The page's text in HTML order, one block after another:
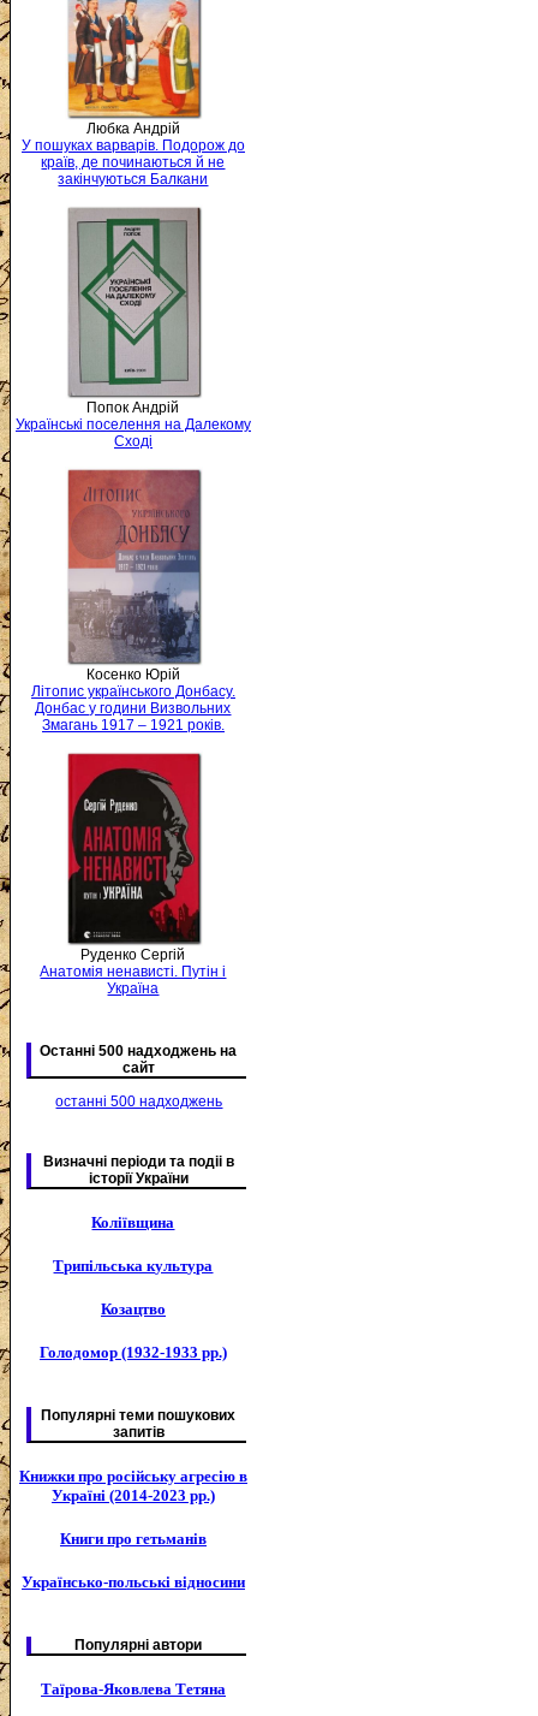
Любка Андрій
У пошуках варварів. Подорож до
країв, де починаються й не
закінчуються Балкани
Попок Андрій
Українські поселення на Далекому
Сході
Косенко Юрій
Літопис українського Донбасу.
Донбас у години Визвольних
Змагань 1917 – 1921 років.
Руденко Сергій
Анатомія ненависті. Путін і
Україна
Останні 500 надходжень на
сайт
останні 500 надходжень
Визначні періоди та подіі в
історії України
Коліївщина
Трипільська культура
Козацтво
Голодомор (1932-1933 рр.)
Популярні теми пошукових
запитів
Книжки про російську агресію в
Україні (2014-2023 рр.)
Книги про гетьманів
Українсько-польські відносини
Популярні автори
Таїрова-Яковлева Тетяна